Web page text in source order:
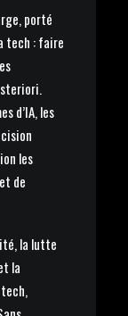
porté
tech : faire
d’IA, les
les
de
la lutte
la